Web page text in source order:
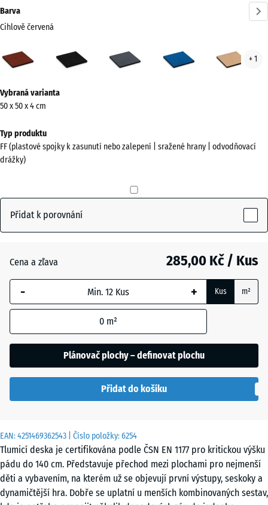
EAN:4251469362543 | Číslo položky:6254
Tlumicí deska je certifikována podle ČSN EN 1177 pro kritickou výšku
pádu do 140 cm. Představuje přechod mezi plochami pro nejmenší
děti a vybavením, na kterém už se objevují první výstupy, seskoky a
dynamičtější hra. Dobře se uplatní u menších kombinovaných sestav,
Barva
Cihlově červená
červená
modrá
+ 1
informací
o
Zobrazit
paletu
červená(active)
Antracit - 10,00 Kč
Břidlicová
+ 64,00 Kč
modrá
+ 64,00 Kč
béžová
+ 73,00 Kč
Travní
zelená
+ 22,00 Kč
Vybraná varianta
50 x 50 x 4 cm
Typ produktu
FF (plastové spojky k zasunutí nebo zalepení | sražené hrany | odvodňovací
drážky)
Přidat k porovnání
Cena a zľava 285,00 Kč / Kus
- + Kus m²
0 m²
Plánovač plochy – definovat plochu
Přidat do košíku